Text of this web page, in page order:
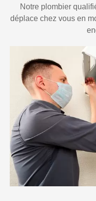
Notre plombier
déplace chez vous en